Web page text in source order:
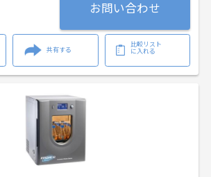
お問い合わせ
共有する
比較リスト
に入れる